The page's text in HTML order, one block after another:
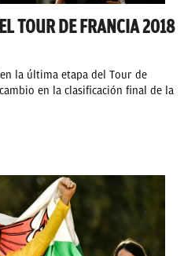
TOUR DE FRANCIA 2018
la última etapa del Tour de
en la clasificación final de la